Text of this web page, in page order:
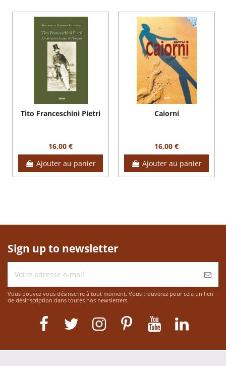
Tito Franceschini Pietri
16,00 €
Ajouter au panier
Caiorni
16,00 €
Ajouter au panier
Sign up to newsletter
Vous pouvez vous désinscrire à tout moment. Vous trouverez pour cela un lien
de désinscription dans toutes nos newsletters.